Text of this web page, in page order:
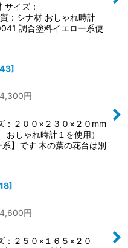
イズ：
シナ材 おしゃれ時計
調合塗料イエロー系使
]
4,300円
２００×２３０×２０mm
しゃれ時計１を使用）
】です 木の葉の花台は別
]
4,600円
２５０×１６５×２０